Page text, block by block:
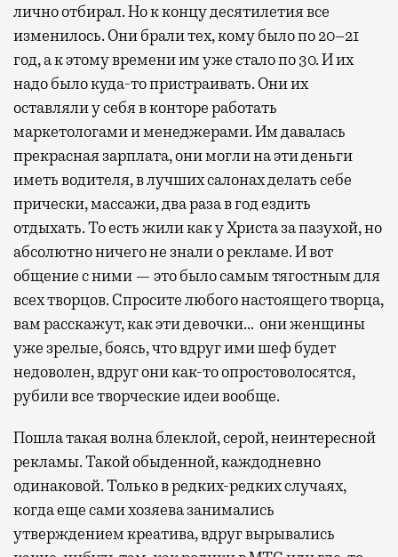
лично отбирал. Но к концу десятилетия все
изменилось. Они брали тех, кому было по 20–21
год, а к этому времени им уже стало по 30. И их
надо было куда-то пристраивать. Они их
оставляли у себя в конторе работать
маркетологами и менеджерами. Им давалась
прекрасная зарплата, они могли на эти деньги
иметь водителя, в лучших салонах делать себе
прически, массажи, два раза в год ездить
отдыхать. То есть жили как у Христа за пазухой, но
абсолютно ничего не знали о рекламе. И вот
общение с ними — это было самым тягостным для
всех творцов. Спросите любого настоящего творца,
вам расскажут, как эти девочки… они женщины
уже зрелые, боясь, что вдруг ими шеф будет
недоволен, вдруг они как-то опростоволосятся,
рубили все творческие идеи вообще.
Пошла такая волна блеклой, серой, неинтересной
рекламы. Такой обыденной, каждодневно
одинаковой. Только в редких-редких случаях,
когда еще сами хозяева занимались
утверждением креатива, вдруг вырывались